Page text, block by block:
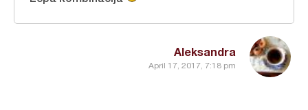
Aleksandra
April 17, 2017, 7:18 pm